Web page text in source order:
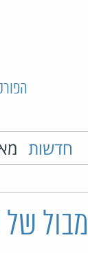
חדשות
מבול